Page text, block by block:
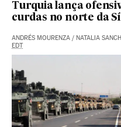
Turquia lança
curdas no norte da
ANDRÉS MOURENZA / NATALIA
EDT